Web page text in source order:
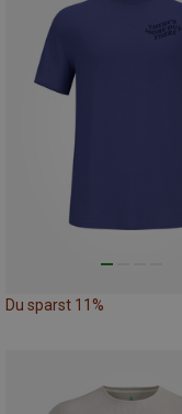
Du sparst 11%